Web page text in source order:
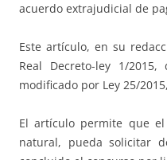
acuerdo extrajudicial de
Este artículo, en su
Real Decreto-ley 1/
modificado por Ley 25/
El artículo permite que
natural, pueda solicitar